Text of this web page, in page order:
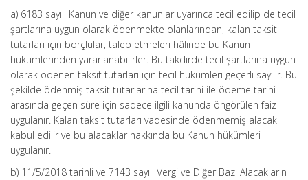
a) 6183 sayılı Kanun ve diğer kanunlar uyarınca tecil edilip de tecil
şartlarına uygun olarak ödenmekte olanlarından, kalan taksit
tutarları için borçlular, talep etmeleri hâlinde bu Kanun
hükümlerinden yararlanabilirler. Bu takdirde tecil şartlarına uygun
olarak ödenen taksit tutarları için tecil hükümleri geçerli sayılır. Bu
şekilde ödenmiş taksit tutarlarına tecil tarihi ile ödeme tarihi
arasında geçen süre için sadece ilgili kanunda öngörülen faiz
uygulanır. Kalan taksit tutarları vadesinde ödenmemiş alacak
kabul edilir ve bu alacaklar hakkında bu Kanun hükümleri
uygulanır.
b) 11/5/2018 tarihli ve 7143 sayılı Vergi ve Diğer Bazı Alacakların